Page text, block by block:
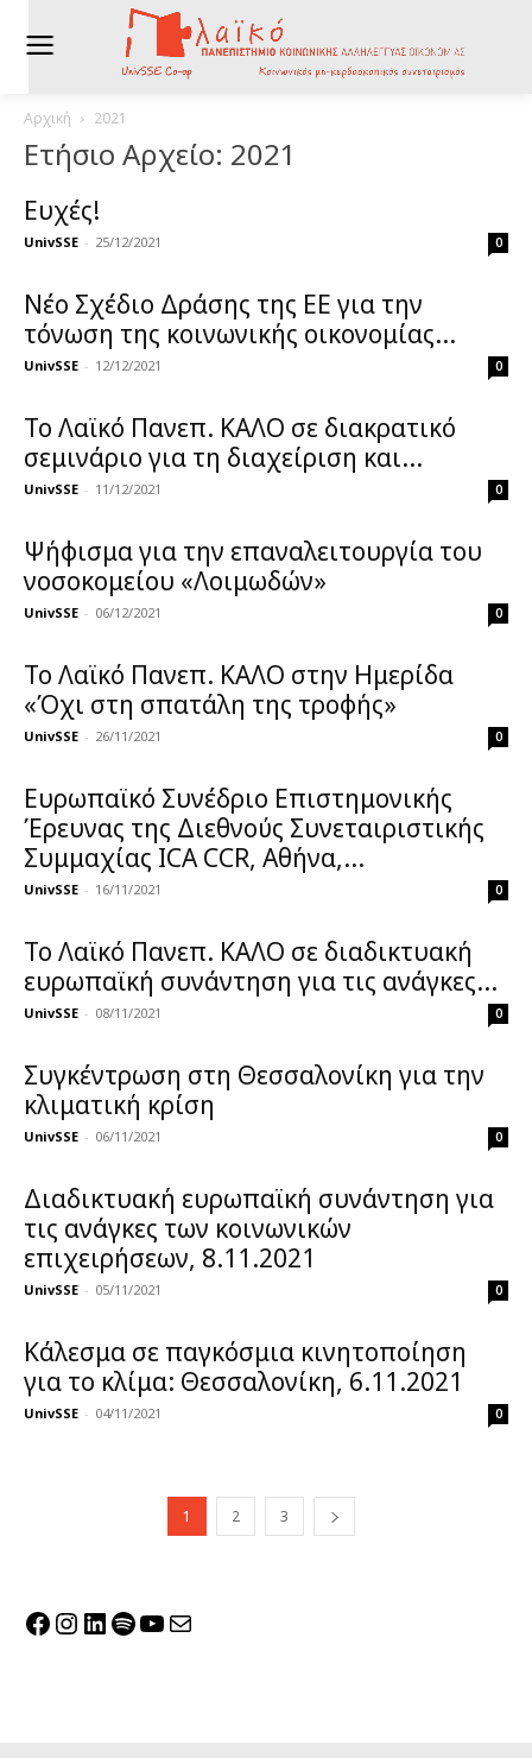
Αρχική 2021
Ετήσιο Αρχείο: 2021
Ευχές!
UnivSSE - 25/12/2021 0
Νέο Σχέδιο Δράσης της ΕΕ για την
τόνωση της κοινωνικής οικονομίας...
UnivSSE - 12/12/2021 0
Το Λαϊκό Πανεπ. ΚΑΛΟ σε διακρατικό
σεμινάριο για τη διαχείριση και...
UnivSSE - 11/12/2021 0
Ψήφισμα για την επαναλειτουργία του
νοσοκομείου «Λοιμωδών»
UnivSSE - 06/12/2021 0
Το Λαϊκό Πανεπ. ΚΑΛΟ στην Ημερίδα
«Όχι στη σπατάλη της τροφής»
UnivSSE - 26/11/2021 0
Ευρωπαϊκό Συνέδριο Επιστημονικής
Έρευνας της Διεθνούς Συνεταιριστικής
Συμμαχίας ICA CCR, Αθήνα,...
UnivSSE - 16/11/2021 0
Το Λαϊκό Πανεπ. ΚΑΛΟ σε διαδικτυακή
ευρωπαϊκή συνάντηση για τις ανάγκες...
UnivSSE - 08/11/2021 0
Συγκέντρωση στη Θεσσαλονίκη για την
κλιματική κρίση
UnivSSE - 06/11/2021 0
Διαδικτυακή ευρωπαϊκή συνάντηση για
τις ανάγκες των κοινωνικών
επιχειρήσεων, 8.11.2021
UnivSSE - 05/11/2021 0
Κάλεσμα σε παγκόσμια κινητοποίηση
για το κλίμα: Θεσσαλονίκη, 6.11.2021
UnivSSE - 04/11/2021 0
1 2 3
Facebook
Instagram
Linkedin
Spotify
YouTube
Mail